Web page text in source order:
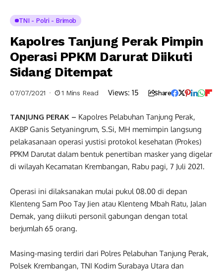
TNI - Polri - Brimob
Kapolres Tanjung Perak Pimpin
Operasi PPKM Darurat Diikuti
Sidang Ditempat
07/07/2021 1 Mins Read Views: 15 Share
TANJUNG PERAK – Kapolres Pelabuhan Tanjung Perak,
AKBP Ganis Setyaningrum, S.Si, MH memimpin langsung
pelakasanaan operasi yustisi protokol kesehatan (Prokes)
PPKM Darutat dalam bentuk penertiban masker yang digelar
di wilayah Kecamatan Krembangan, Rabu pagi, 7 Juli 2021.
Operasi ini dilaksanakan mulai pukul 08.00 di depan
Klenteng Sam Poo Tay Jien atau Klenteng Mbah Ratu, Jalan
Demak, yang diikuti personil gabungan dengan total
berjumlah 65 orang.
Masing-masing terdiri dari Polres Pelabuhan Tanjung Perak,
Polsek Krembangan, TNI Kodim Surabaya Utara dan